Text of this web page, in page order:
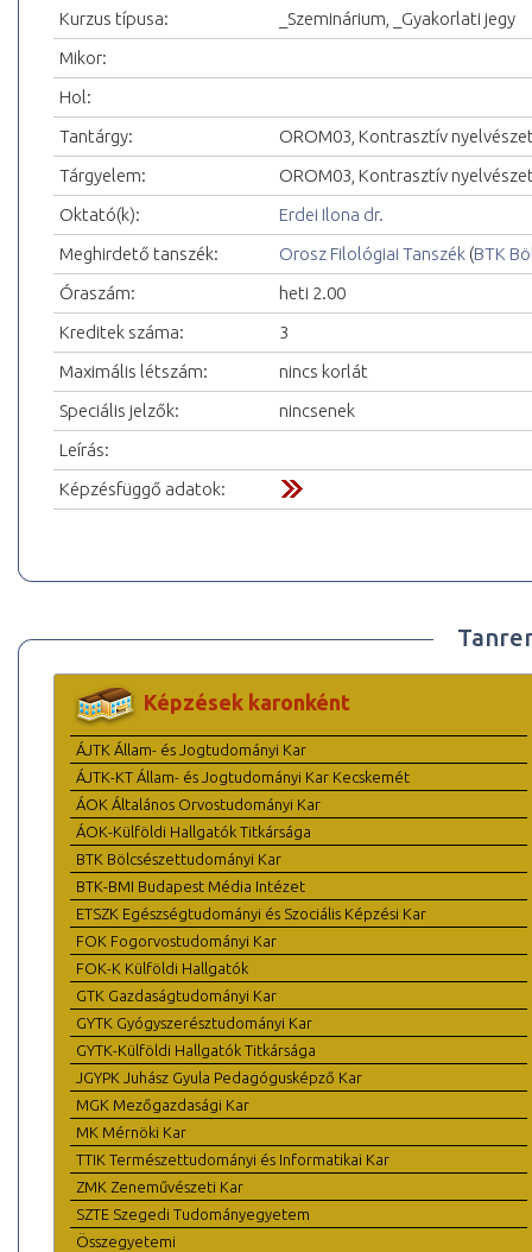
Kurzus típusa:
_Szeminárium, _Gyakorlati jegy
Mikor:
Hol:
Tantárgy:
OROM03, Kontrasztív
Tárgyelem:
OROM03, Kontrasztív
Oktató(k):
Erdei Ilona dr.
Meghirdető tanszék:
Orosz Filológiai Tanszék (BTK
Óraszám:
heti 2.00
Kreditek száma:
3
Maximális létszám:
nincs korlát
Speciális jelzők:
nincsenek
Leírás:
Képzésfüggő adatok:
Képzések karonként
ÁJTK Állam- és Jogtudományi Kar
ÁJTK-KT Állam- és Jogtudományi Kar Kecskemét
ÁOK Általános Orvostudományi Kar
ÁOK-Külföldi Hallgatók Titkársága
BTK Bölcsészettudományi Kar
BTK-BMI Budapest Média Intézet
ETSZK Egészségtudományi és Szociális Képzési Kar
FOK Fogorvostudományi Kar
FOK-K Külföldi Hallgatók
GTK Gazdaságtudományi Kar
GYTK Gyógyszerésztudományi Kar
GYTK-Külföldi Hallgatók Titkársága
JGYPK Juhász Gyula Pedagógusképző Kar
MGK Mezőgazdasági Kar
MK Mérnöki Kar
TTIK Természettudományi és Informatikai Kar
ZMK Zeneművészeti Kar
SZTE Szegedi Tudományegyetem
Összegyetemi